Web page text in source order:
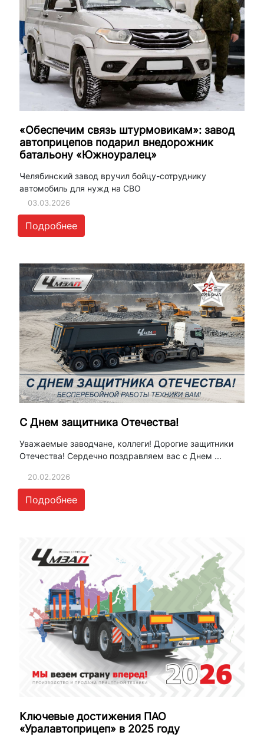
«Обеспечим связь штурмовикам»: завод
автоприцепов подарил внедорожник
батальону «Южноуралец»
Челябинский завод вручил бойцу-сотруднику
автомобиль для нужд на СВО
03.03.2026
Подробнее
С Днем защитника Отечества!
Уважаемые заводчане, коллеги! Дорогие защитники
Отечества! Сердечно поздравляем вас с Днем ...
20.02.2026
Подробнее
Ключевые достижения ПАО
«Уралавтоприцеп» в 2025 году